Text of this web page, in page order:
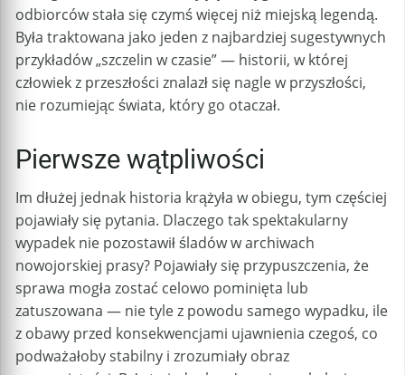
odbiorców stała się czymś więcej niż miejską legendą.
Była traktowana jako jeden z najbardziej sugestywnych
przykładów „szczelin w czasie” — historii, w której
człowiek z przeszłości znalazł się nagle w przyszłości,
nie rozumiejąc świata, który go otaczał.
Pierwsze wątpliwości
Im dłużej jednak historia krążyła w obiegu, tym częściej
pojawiały się pytania. Dlaczego tak spektakularny
wypadek nie pozostawił śladów w archiwach
nowojorskiej prasy? Pojawiały się przypuszczenia, że
sprawa mogła zostać celowo pominięta lub
zatuszowana — nie tyle z powodu samego wypadku, ile
z obawy przed konsekwencjami ujawnienia czegoś, co
podważałoby stabilny i zrozumiały obraz